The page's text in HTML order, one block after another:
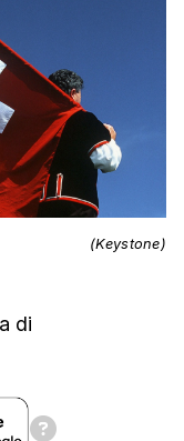
(Keystone)
di